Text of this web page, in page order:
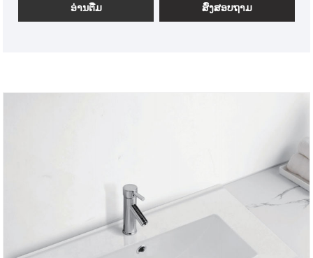
ອ່ານ​ຕື່ມ ສົ່ງສອບຖາມ